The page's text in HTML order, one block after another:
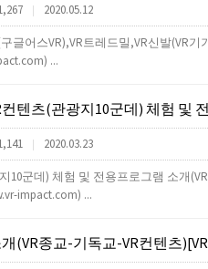
| 2020.05.12
글어스VR),VR트레드밀,VR신발(VR기
...
체험 및 전용프로그램 소개(VR구축판매렌탈행사체
| 2020.03.23
10군데) 체험 및 전용프로그램 소개
impact.com) ...
종교-기독교-VR컨텐츠)[VR구축판매